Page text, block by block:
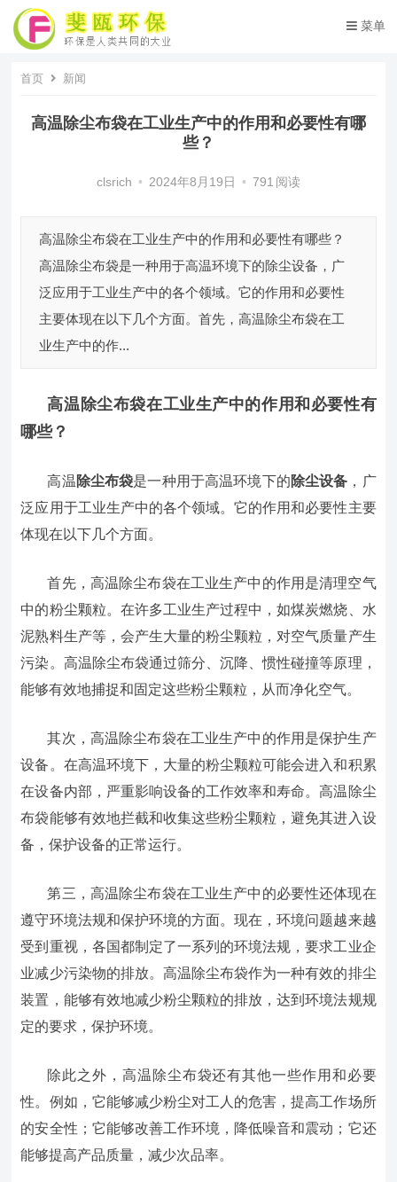
菜单
首页 新闻
高温除尘布袋在工业生产中的作用和必要性有哪
些？
clsrich • 2024年8月19日 • 791 阅读
高温除尘布袋在工业生产中的作用和必要性有哪些？
高温除尘布袋是一种用于高温环境下的除尘设备，广
泛应用于工业生产中的各个领域。它的作用和必要性
主要体现在以下几个方面。首先，高温除尘布袋在工
业生产中的作...
高温除尘布袋在工业生产中的作用和必要性有
哪些？
高温除尘布袋是一种用于高温环境下的除尘设备 ，广
泛应用于工业生产中的各个领域。它的作用和必要性主要
体现在以下几个方面。
首先，高温除尘布袋在工业生产中的作用是清理空气
中的粉尘颗粒。在许多工业生产过程中，如煤炭燃烧、水
泥熟料生产等，会产生大量的粉尘颗粒，对空气质量产生
污染。高温除尘布袋通过筛分、沉降、惯性碰撞等原理，
能够有效地捕捉和固定这些粉尘颗粒，从而净化空气。
其次，高温除尘布袋在工业生产中的作用是保护生产
设备。在高温环境下，大量的粉尘颗粒可能会进入和积累
在设备内部，严重影响设备的工作效率和寿命。高温除尘
布袋能够有效地拦截和收集这些粉尘颗粒，避免其进入设
备，保护设备的正常运行。
第三，高温除尘布袋在工业生产中的必要性还体现在
遵守环境法规和保护环境的方面。现在，环境问题越来越
受到重视，各国都制定了一系列的环境法规，要求工业企
业减少污染物的排放。高温除尘布袋作为一种有效的排尘
装置，能够有效地减少粉尘颗粒的排放，达到环境法规规
定的要求，保护环境。
除此之外，高温除尘布袋还有其他一些作用和必要
性。例如，它能够减少粉尘对工人的危害，提高工作场所
的安全性；它能够改善工作环境，降低噪音和震动；它还
能够提高产品质量，减少次品率。